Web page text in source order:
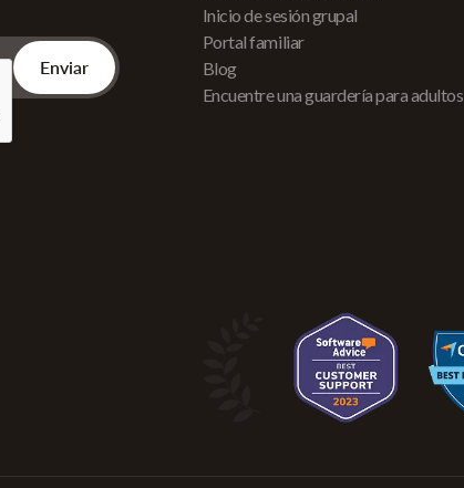
Inicio de sesión grupal
Portal familiar
Blog
Encuentre una guardería para adultos